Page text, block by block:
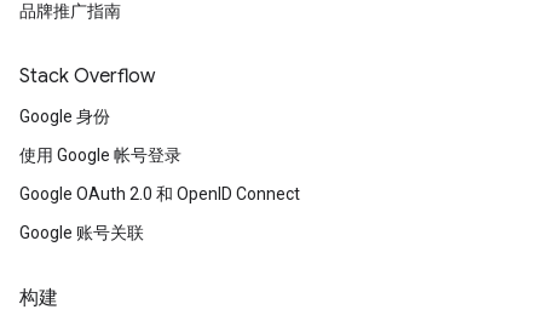
品牌推广指南
Stack Overflow
Google 身份
使用 Google 帐号登录
Google OAuth 2.0 和 OpenID Connect
Google 账号关联
构建